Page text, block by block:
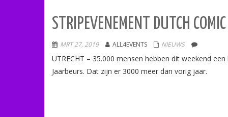
STRIPEVENEMENT DUTCH
MRT 27, 2019 ALL4EVENTS NIEUWS
UTRECHT – 35.000 mensen hebben dit weekend
Jaarbeurs. Dat zijn er 3000 meer dan vorig jaar.